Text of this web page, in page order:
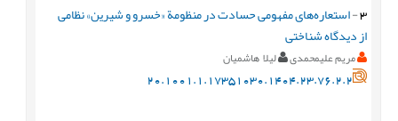
3
-استعاره‌های مفهومی حسادت در منظومة «خسرو و شیرین» نظامی
از دیدگاه شناختی
مریم علیمحمدی ليلا هاشميان
20.1001.1.17351030.1404.23.76.2.2